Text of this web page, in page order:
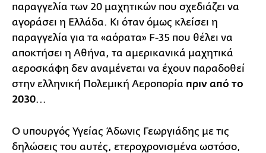
παραγγελία των 20 μαχητικών που σχεδιάζει να
αγοράσει η Ελλάδα. Κι όταν όμως κλείσει η
παραγγελία για τα «αόρατα» F-35 που θέλει να
αποκτήσει η Αθήνα, τα αμερικανικά μαχητικά
αεροσκάφη δεν αναμένεται να έχουν παραδοθεί
στην ελληνική Πολεμική Αεροπορία πριν από το
2030...
Ο υπουργός Υγείας Άδωνις Γεωργιάδης με τις
δηλώσεις του αυτές, ετεροχρονισμένα ωστόσο,